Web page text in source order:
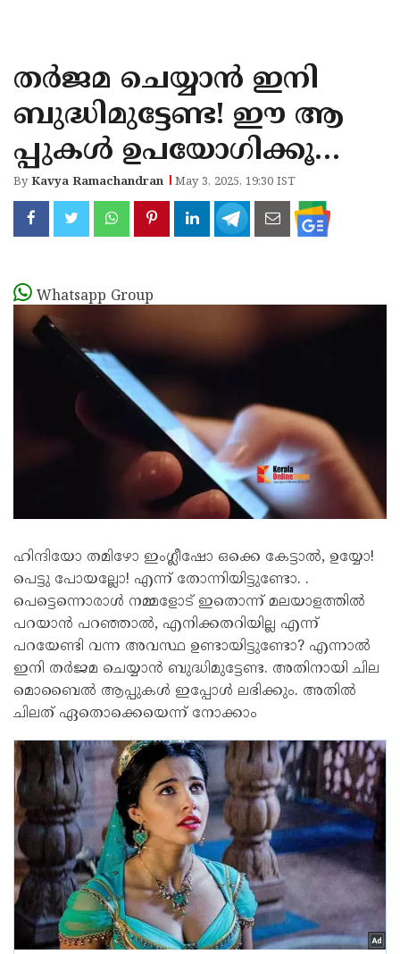
KANNUR
KASARAGOD
തർജമ ചെയ്യാ‍ൻ ഇനി
ബുദ്ധിമുട്ടേണ്ട! ഈ ആ
പ്പുകൾ ഉപയോഗിക്കൂ…
ByKavya Ramachandran May 3, 2025, 19:30 IST
Whatsapp Group
ഹിന്ദിയോ തമി‍ഴോ ഇംഗ്ലീഷോ ഒക്കെ കേട്ടാൽ, ഉയ്യോ!
പെട്ടു പോയല്ലോ! എന്ന് തോന്നിയിട്ടുണ്ടോ. .
പെട്ടെന്നൊരാൾ നമ്മളോട് ഇതൊന്ന് മലയാളത്തിൽ
പറയാ‍‍ൻ പറഞ്ഞാൽ, എനിക്കതറിയില്ല എന്ന്
പറയേണ്ടി വന്ന അവസ്ഥ ഉണ്ടായിട്ടുണ്ടോ? എന്നാൽ
ഇനി തർജമ ചെയ്യാൻ ബുദ്ധിമുട്ടേണ്ട. അതിനായി ചില
മൊബൈൽ ആപ്പുകൾ ഇപ്പോ‍‍ൾ ലഭിക്കും. അതിൽ
ചിലത് ഏതൊക്കെയെന്ന് നോക്കാം